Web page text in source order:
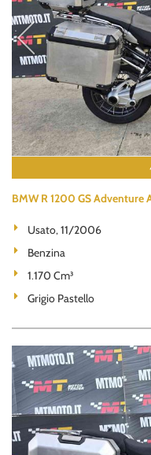
BMW R 1200 GS Adventure
Usato, 11/2006
Benzina
1.170 Cm³
Grigio Pastello